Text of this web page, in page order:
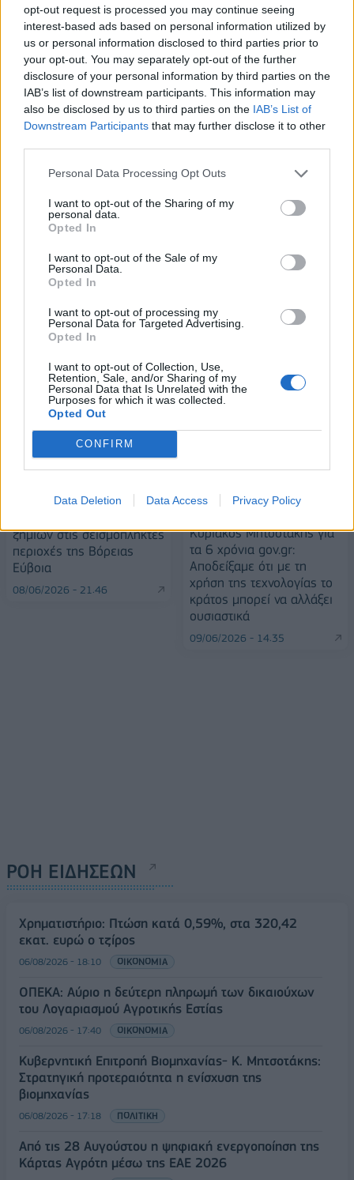
opt-out request is processed you may continue seeing
interest-based ads based on personal information utilized by
us or personal information disclosed to third parties prior to
your opt-out. You may separately opt-out of the further
disclosure of your personal information by third parties on the
IAB’s list of downstream participants. This information may
also be disclosed by us to third parties on the IAB’s List of
Downstream Participants that may further disclose it to other
Personal Data Processing Opt Outs
I want to opt-out of the Sharing of my
personal data.
Opted In
I want to opt-out of the Sale of my
Personal Data.
Opted In
I want to opt-out of processing my
Personal Data for Targeted Advertising.
Opted In
I want to opt-out of Collection, Use,
Retention, Sale, and/or Sharing of my
Personal Data that Is Unrelated with the
Purposes for which it was collected.
Opted Out
CONFIRM
Data Deletion Data Access Privacy Policy
Η συμφωνία Arval-Athlon αναδιαμορφώνει την αγορά leasing
αναδιάρθρωσης
18η συνεχόμενη χρονιά για τον
ΟΤΕ στη διεθνή σειρά δεικτών
FTSE4Good
πύλες του σε όλους
ESG Report 2025: Πώς η ΑΒ Βασιλόπουλος μετατρέπει τη
βιωσιμότητα σε καθημερινή πράξη
ΠΕΡΙΣΣΌΤΕΡΑ ΣΕ ΑΥΤΉ ΤΗΝ ΚΑΤΗΓΟΡΊΑ
ζημιών στις σεισμόπληκτες
περιοχές της Βόρειας
Εύβοια
08/06/2026 - 21:46
Κυριάκος Μητσοτάκης για
τα 6 χρόνια gov.gr:
Αποδείξαμε ότι με τη
χρήση της τεχνολογίας το
κράτος μπορεί να αλλάξει
ουσιαστικά
09/06/2026 - 14:35
ΡΟΗ ΕΙΔΗΣΕΩΝ
Χρηματιστήριο: Πτώση κατά 0,59%, στα 320,42
εκατ. ευρώ ο τζίρος
06/08/2026 - 18:10 ΟΙΚΟΝΟΜΙΑ
ΟΠΕΚΑ: Αύριο η δεύτερη πληρωμή των δικαιούχων
του Λογαριασμού Αγροτικής Εστίας
06/08/2026 - 17:40 ΟΙΚΟΝΟΜΙΑ
Κυβερνητική Επιτροπή Βιομηχανίας- Κ. Μητσοτάκης:
Στρατηγική προτεραιότητα η ενίσχυση της
βιομηχανίας
06/08/2026 - 17:18 ΠΟΛΙΤΙΚΗ
Από τις 28 Αυγούστου η ψηφιακή ενεργοποίηση της
Κάρτας Αγρότη μέσω της ΕΑΕ 2026